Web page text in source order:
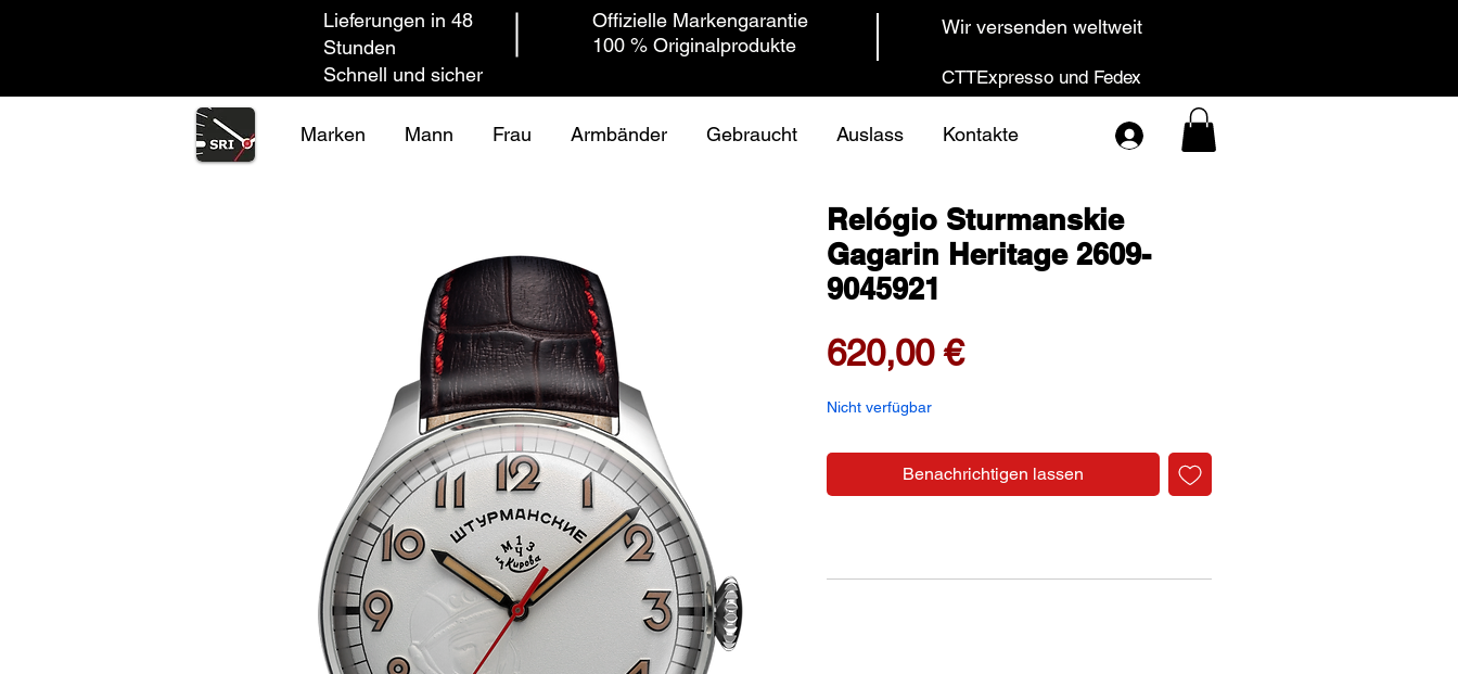
Lieferungen in 48
Stunden
Schnell und sicher
100 % Originalprodukte
Offizielle Markengarantie Wir versenden weltweit
CTTExpresso und Fedex
Marken Mann Frau Armbänder Gebraucht Auslass Kontakte
Relógio Sturmanskie
Gagarin Heritage 2609-
9045921
620,00 €Preis
Nicht verfügbar
Benachrichtigen lassen